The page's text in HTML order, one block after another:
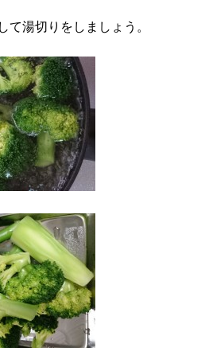
て湯切りをしましょう。